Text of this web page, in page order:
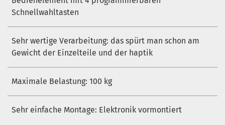
Schnellwahltasten
Sehr wertige Verarbeitung: das spürt man schon am
Gewicht der Einzelteile und der haptik
Maximale Belastung: 100 kg
Sehr einfache Montage: Elektronik vormontiert